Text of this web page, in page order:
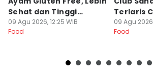
Sehat dan Tinggi
Protein
09 Agu 2026, 12:25 WIB
Food
Terlaris
09 Agu 2026,
Food